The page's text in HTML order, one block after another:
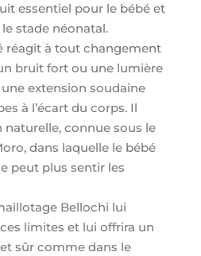
essentiel pour le bébé et
stade néonatal.
réagit à tout changement
bruit fort ou une lumière
extension soudaine
à l’écart du corps. Il
naturelle, connue sous le
dans laquelle le bébé
peut plus sentir les
Bellochi lui
limites et lui offrira un
sûr comme dans le